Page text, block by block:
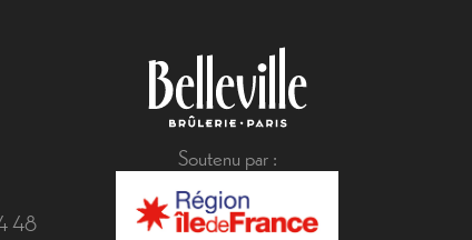
48
Soutenu par :